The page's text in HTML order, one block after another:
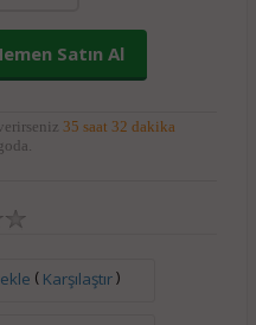
Satın Al
35 saat 32 dakika
( Karşılaştır)